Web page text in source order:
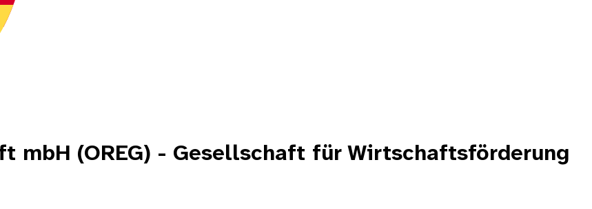
mbH (OREG) - Gesellschaft für Wirtschaftsförderung